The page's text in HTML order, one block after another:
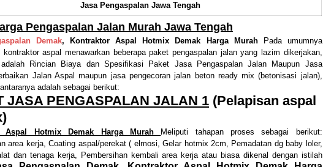
Jasa Pengaspalan Jawa Tengah
Pengaspalan Jalan Murah Jawa Tengah
Demak, Kontraktor Aspal Hotmix Demak Harga Murah
Pada umumnya
kontraktor aspal menawarkan beberapa paket pengaspalan jalan yang lazim dikerjakan,
Rincian Biaya dan Spesifikasi Paket Jasa Pengaspalan Jalan Maupun Jasa
Jalan Aspal maupun jasa pengecoran jalan beton ready mix (betonisasi jalan),
adalah sebagai berikut:
JASA PENGASPALAN JALAN 1 (Pelapisan aspal
Aspal Hotmix Demak Harga Murah
Meliputi tahapan proses sebagai berikut:
area kerja, Coating aspal/perekat ( elmosi,Gelar hotmix 2cm, Pemadatan dg baby loler,
dan tenaga kerja, Pembersihan kembali area kerja atau biasa dikenal dengan istilah